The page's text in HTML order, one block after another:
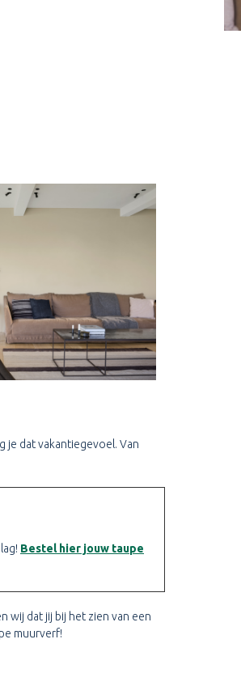
je dat vakantiegevoel. Van
Bestel hier jouw taupe
wij dat jij bij het zien van een
muurverf!